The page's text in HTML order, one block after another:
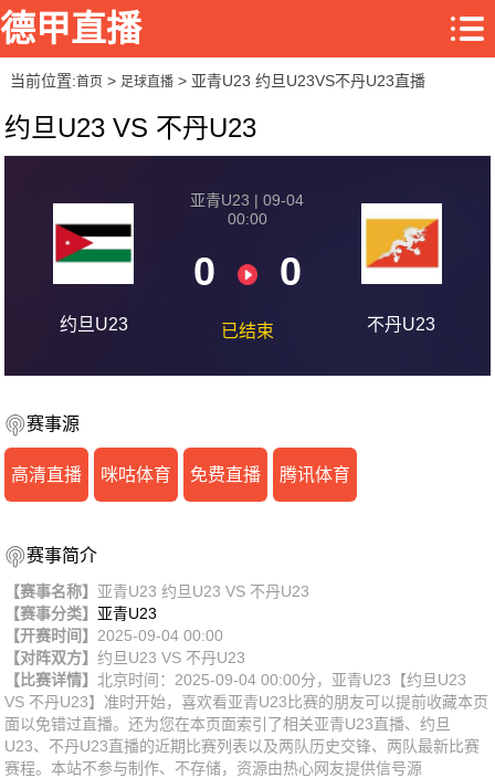
德甲直播
当前位置:首页> 足球直播> 亚青U23 约旦U23VS不丹U23直播
约旦U23 VS 不丹U23
约旦U23
亚青U23 | 09-04
00:00
0 0
已结束 不丹U23
赛事源
高清直播 咪咕体育 免费直播 腾讯体育
赛事简介
【赛事名称】 亚青U23 约旦U23 VS 不丹U23
【赛事分类】 亚青U23
【开赛时间】 2025-09-04 00:00
【对阵双方】约旦U23 VS 不丹U23
【比赛详情】 北京时间：2025-09-04 00:00分，亚青U23【约旦U23
VS 不丹U23】准时开始，喜欢看亚青U23比赛的朋友可以提前收藏本页
面以免错过直播。还为您在本页面索引了相关亚青U23直播、约旦
U23、不丹U23直播的近期比赛列表以及两队历史交锋、两队最新比赛
赛程。本站不参与制作、不存储，资源由热心网友提供信号源